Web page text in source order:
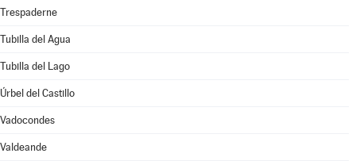
Trespaderne
Tubilla del Agua
Tubilla del Lago
Úrbel del Castillo
Vadocondes
Valdeande